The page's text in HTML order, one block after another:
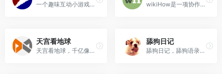
一个趣味互动小游戏，首次需要你在网站内画一个小人，随便画一个人的形状就好，画完之后点击完成，然后小人就会动起来了。 wikiHow是一项协作项目，目标是建立世界最大的最高质量的指导手册。无论您想做什么，我们的多语种指导手册都可以为您提供免费的逐步指导。
天宫看地球
天宫看地球，千亿像素看地球的无广告版本
舔狗日记
舔狗日记，舔狗语录，舔狗们的网站